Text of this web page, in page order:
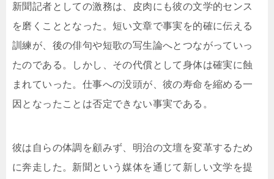
新聞記者としての激務は、皮肉にも彼の文学的センス
を磨くこととなった。短い文章で事実を的確に伝える
訓練が、後の俳句や短歌の写生論へとつながっていっ
たのである。しかし、その代償として身体は確実に蝕
まれていった。仕事への没頭が、彼の寿命を縮める一
因となったことは否定できない事実である。
彼は自らの体調を顧みず、明治の文壇を変革するため
に奔走した。新聞という媒体を通じて新しい文学を提